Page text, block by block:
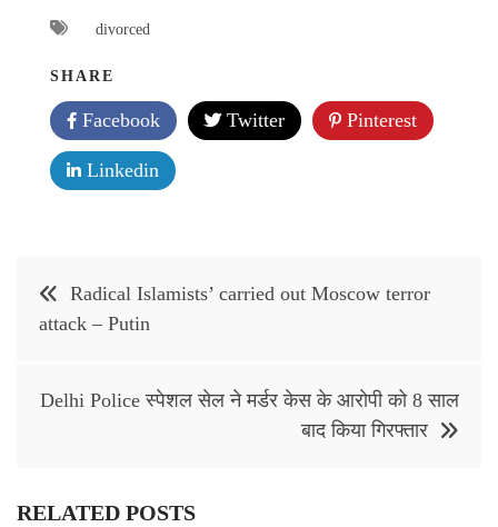
divorced
SHARE
Facebook Twitter Pinterest
Linkedin
Post
navigation
Radical Islamists’ carried out Moscow terror
attack – Putin
Delhi Police स्पेशल सेल ने मर्डर केस के आरोपी को 8 साल
बाद किया गिरफ्तार
RELATED POSTS